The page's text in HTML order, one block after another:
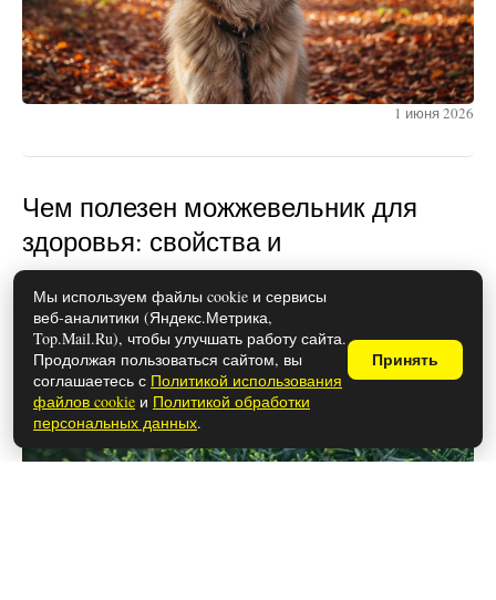
1 июня 2026
Чем полезен можжевельник для
здоровья: свойства и
противопоказания
Мы используем файлы cookie и сервисы
веб-аналитики (Яндекс.Метрика,
Top.Mail.Ru), чтобы улучшать работу сайта.
Продолжая пользоваться сайтом, вы
соглашаетесь с Политикой использования
файлов cookie и Политикой обработки
персональных данных.
Принять